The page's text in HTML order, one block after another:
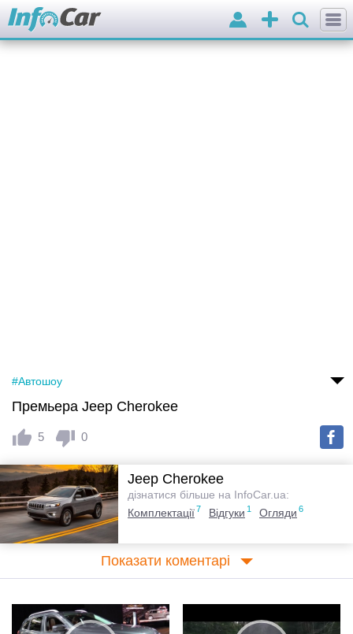
Додати
оголошення
Вхід
#Автошоу
Премьера Jeep Cherokee
5 0
Jeep Cherokee
дізнатися більше на InfoCar.ua:
Комплектації7 Відгуки 1 Огляди 6
Показати коментарі